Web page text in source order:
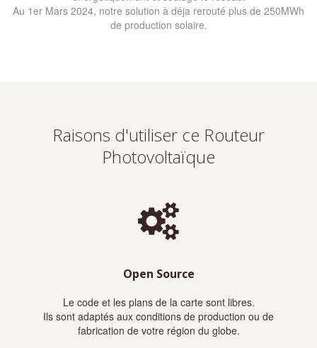
Au 1er Mars 2024, notre solution à déja rerouté plus de 250MWh
de production solaire.
Raisons d'utiliser ce Routeur
Photovoltaïque
Open Source
Le code et les plans de la carte sont libres.
Ils sont adaptés aux conditions de production ou de
fabrication de votre région du globe.